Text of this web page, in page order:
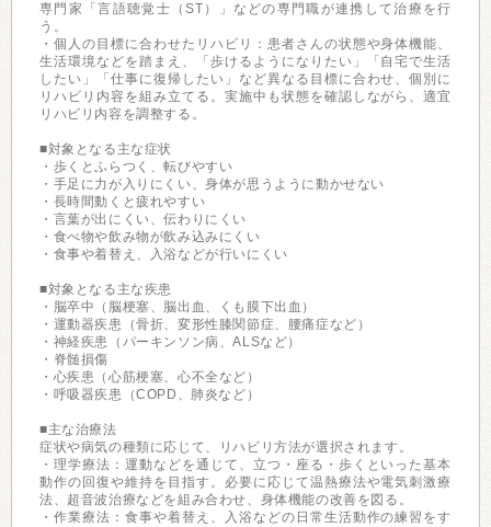
専門家「言語聴覚士（ST）」などの専門職が連携して治療を行
う。
・個人の目標に合わせたリハビリ：患者さんの状態や身体機能、
生活環境などを踏まえ、「歩けるようになりたい」「自宅で生活
したい」「仕事に復帰したい」など異なる目標に合わせ、個別に
リハビリ内容を組み立てる。実施中も状態を確認しながら、適宜
リハビリ内容を調整する。
■対象となる主な症状
・歩くとふらつく、転びやすい
・手足に力が入りにくい、身体が思うように動かせない
・長時間動くと疲れやすい
・言葉が出にくい、伝わりにくい
・食べ物や飲み物が飲み込みにくい
・食事や着替え、入浴などが行いにくい
■対象となる主な疾患
・脳卒中（脳梗塞、脳出血、くも膜下出血）
・運動器疾患（骨折、変形性膝関節症、腰痛症など）
・神経疾患（パーキンソン病、ALSなど）
・脊髄損傷
・心疾患（心筋梗塞、心不全など）
・呼吸器疾患（COPD、肺炎など）
■主な治療法
症状や病気の種類に応じて、リハビリ方法が選択されます。
・理学療法：運動などを通じて、立つ・座る・歩くといった基本
動作の回復や維持を目指す。必要に応じて温熱療法や電気刺激療
法、超音波治療などを組み合わせ、身体機能の改善を図る。
・作業療法：食事や着替え、入浴などの日常生活動作の練習をす